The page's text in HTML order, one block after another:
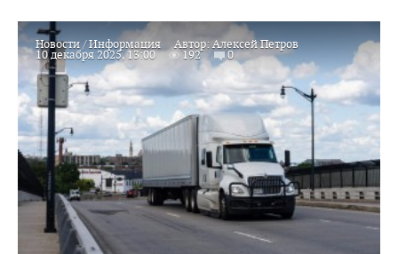
Новости/Информация Автор:Алексей Петров
10 декабря 2025, 13:00 192 0